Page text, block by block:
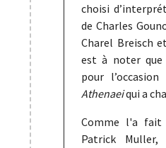
choisi
de Charles
Charel Breisch
est à noter que
pour l’occasion
Athenaeiqui a
Comme l'a fait
Patrick